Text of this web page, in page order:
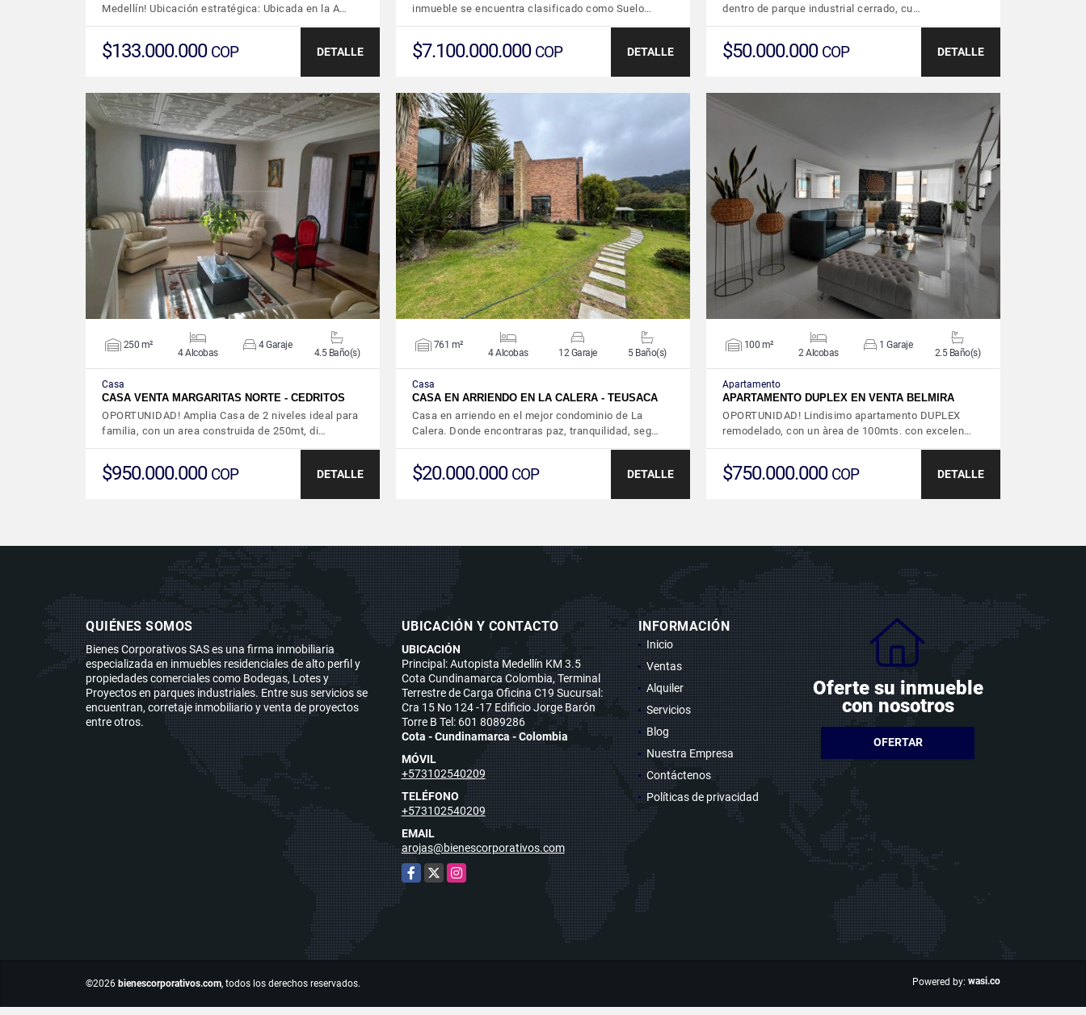
Medellín! Ubicación estratégica: Ubicada en la A…
$133.000.000 COP DETALLE
inmueble se encuentra clasificado como Suelo…
$7.100.000.000 COP DETALLE
dentro de parque industrial cerrado, cu…
$50.000.000 COP DETALLE
VER DETALLES
250 m²
4 Alcobas
4 Garaje
4.5 Baño(s)
Casa
CASA VENTA MARGARITAS NORTE - CEDRITOS
OPORTUNIDAD! Amplia Casa de 2 niveles ideal para
familia, con un area construida de 250mt, di…
$950.000.000 COP DETALLE
VER DETALLES
761 m²
4 Alcobas 12 Garaje 5 Baño(s)
Casa
CASA EN ARRIENDO EN LA CALERA - TEUSACA
Casa en arriendo en el mejor condominio de La
Calera. Donde encontraras paz, tranquilidad, seg…
$20.000.000 COP DETALLE
VER DETALLES
100 m²
2 Alcobas
1 Garaje
2.5 Baño(s)
Apartamento
APARTAMENTO DUPLEX EN VENTA BELMIRA
OPORTUNIDAD! Lindisimo apartamento DUPLEX
remodelado, con un àrea de 100mts. con excelen…
$750.000.000 COP DETALLE
QUIÉNES SOMOS
Bienes Corporativos SAS es una firma inmobiliaria
especializada en inmuebles residenciales de alto perfil y
propiedades comerciales como Bodegas, Lotes y
Proyectos en parques industriales. Entre sus servicios se
encuentran, corretaje inmobiliario y venta de proyectos
entre otros.
UBICACIÓN Y CONTACTO
UBICACIÓN
Principal: Autopista Medellín KM 3.5
Cota Cundinamarca Colombia, Terminal
Terrestre de Carga Oficina C19 Sucursal:
Cra 15 No 124 -17 Edificio Jorge Barón
Torre B Tel: 601 8089286
Cota - Cundinamarca - Colombia
MÓVIL
+573102540209
TELÉFONO
+573102540209
EMAIL
arojas@bienescorporativos.com
Facebook
X Instagram
INFORMACIÓN
Inicio
Ventas
Alquiler
Servicios
Blog
Nuestra Empresa
Contáctenos
Políticas de privacidad
Oferte su inmueble
con nosotros
OFERTAR
©2026 bienescorporativos.com, todos los derechos reservados. Powered by: wasi.co